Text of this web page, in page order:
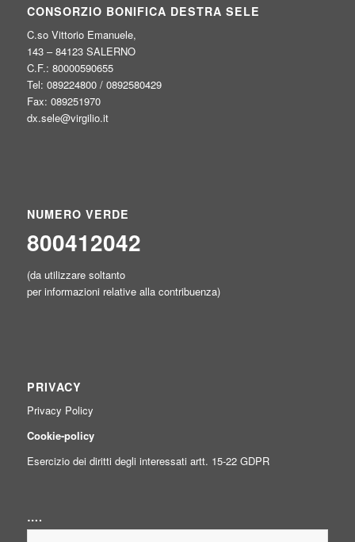
CONSORZIO BONIFICA DESTRA SELE
C.so Vittorio Emanuele,
143 – 84123 SALERNO
C.F.: 80000590655
Tel: 089224800 / 0892580429
Fax: 089251970
dx.sele@virgilio.it
NUMERO VERDE
800412042
(da utilizzare soltanto
per informazioni relative alla contribuenza)
PRIVACY
Privacy Policy
Cookie-policy
Esercizio dei diritti degli interessati artt. 15-22 GDPR
….